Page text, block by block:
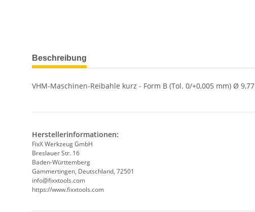
weitere Registerkarten anzeigen
Beschreibung
VHM-Maschinen-Reibahle kurz - Form B (Tol. 0/+0,005 mm) Ø 9,77
Herstellerinformationen:
FixX Werkzeug GmbH
Breslauer Str. 16
Baden-Württemberg
Gammertingen, Deutschland, 72501
info@fixxtools.com
https://www.fixxtools.com